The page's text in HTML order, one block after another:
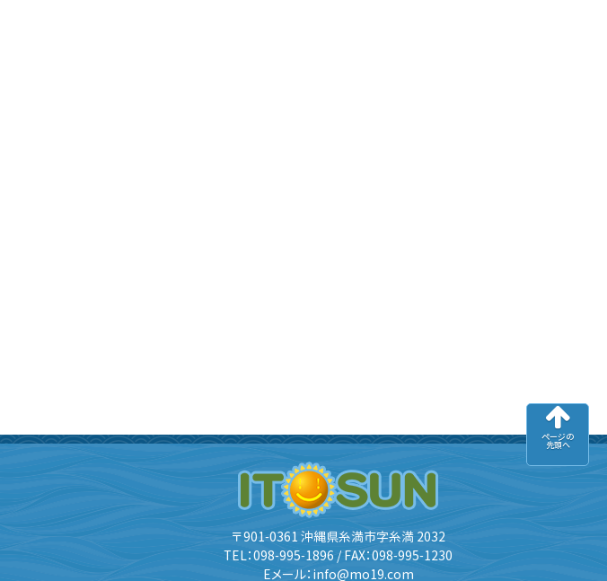
〒901-0361 沖縄県糸満市字糸満 2032
TEL：098-995-1896 / FAX：098-995-1230
Eメール：info@mo19.com
ページの
先頭へ